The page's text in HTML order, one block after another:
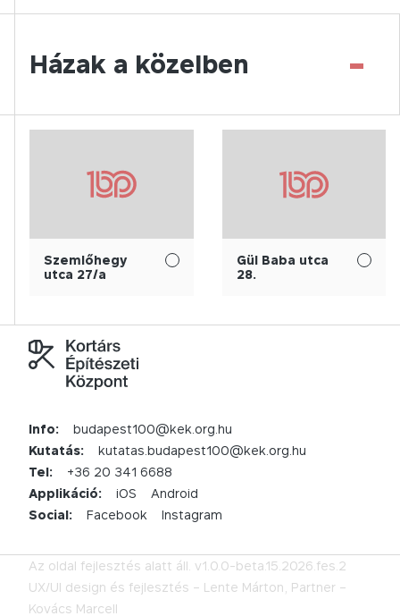
Házak a közelben -
Szemlőhegy
utca 27/a
Gül Baba utca
28.
Info:
budapest100@kek.org.hu
Kutatás:
kutatas.budapest100@kek.org.hu
Tel:
+36 20 341 6688
Applikáció:
iOS
Android
Social:
Facebook Instagram
Az oldal fejlesztés alatt áll. v1.0.0-beta.15.2026.fes.2
UX/UI design és fejlesztés – Lente Márton, Partner –
Kovács Marcell